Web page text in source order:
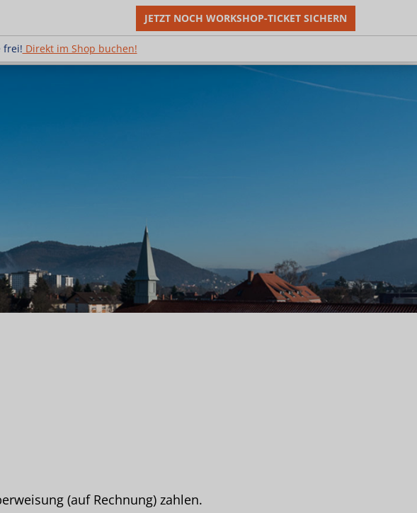
JETZT NOCH WORKSHOP-TICKET SICHERN
frei! Direkt im Shop buchen!
frei!Direkt im Shop buchen!
(auf Rechnung) zahlen.